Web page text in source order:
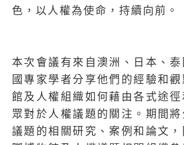
色，以人權為使命，持續向前。
本次會議有來自澳洲、日本、
國專家學者分享他們的經驗和
館及人權組織如何藉由各式途
眾對於人權議題的關注。期間
議題的相關研究、案例和論文，